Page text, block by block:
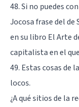
48. Si no puedes
Jocosa frase del de
en su libro El Arte
capitalista en el
49. Estas cosas de
locos.
¿A qué sitios de la